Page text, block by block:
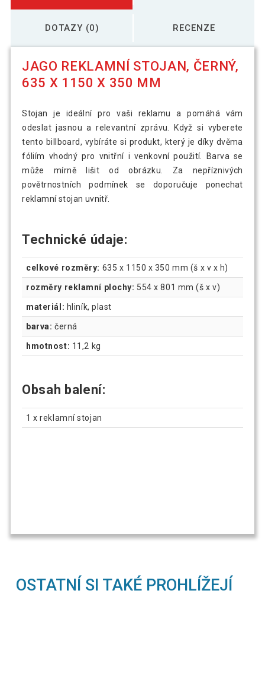
DOTAZY (0) RECENZE
JAGO REKLAMNÍ STOJAN, ČERNÝ,
635 X 1150 X 350 MM
Stojan je ideální pro vaši reklamu a pomáhá vám
odeslat jasnou a relevantní zprávu. Když si vyberete
tento billboard, vybíráte si produkt, který je díky dvěma
fóliím vhodný pro vnitřní i venkovní použití. Barva se
může mírně lišit od obrázku. Za nepříznivých
povětrnostních podmínek se doporučuje ponechat
reklamní stojan uvnitř.
Technické údaje:
celkové rozměry: 635 x 1150 x 350 mm (š x v x h)
rozměry reklamní plochy: 554 x 801 mm (š x v)
materiál: hliník, plast
barva: černá
hmotnost: 11,2 kg
Obsah balení:
1 x reklamní stojan
OSTATNÍ SI TAKÉ PROHLÍŽEJÍ